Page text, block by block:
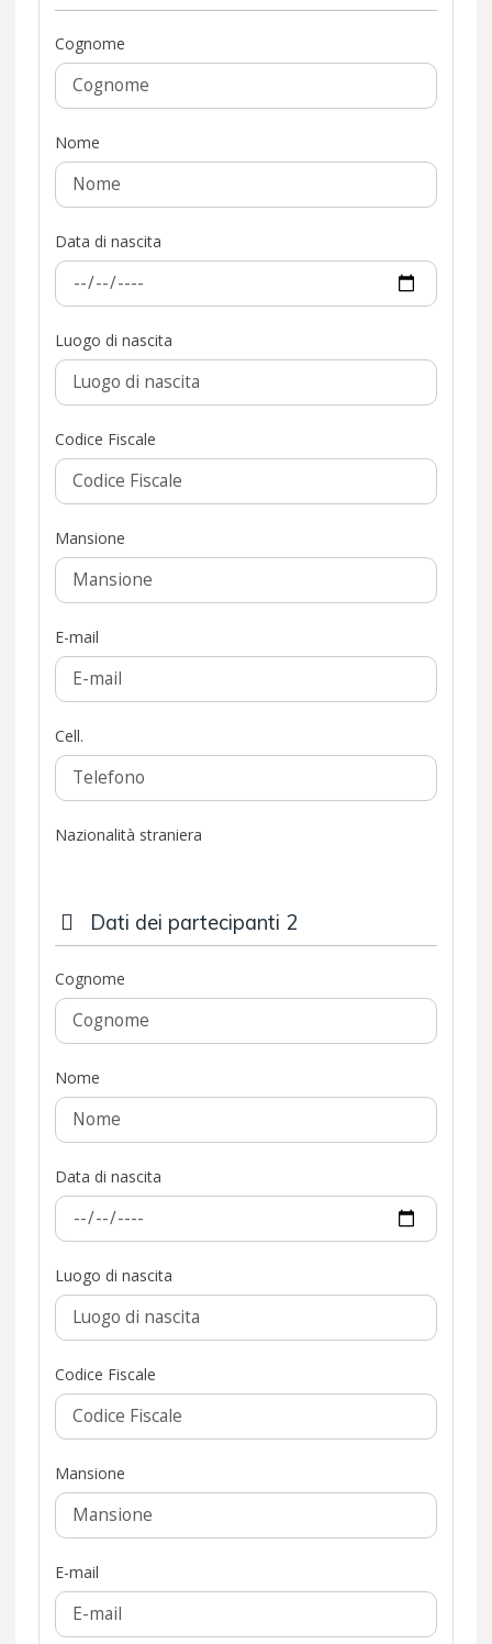
Cognome
Nome
Data di nascita
Luogo di nascita
Codice Fiscale
Mansione
E-mail
Cell.
Nazionalità straniera
Dati dei partecipanti 2
Cognome
Nome
Data di nascita
Luogo di nascita
Codice Fiscale
Mansione
E-mail